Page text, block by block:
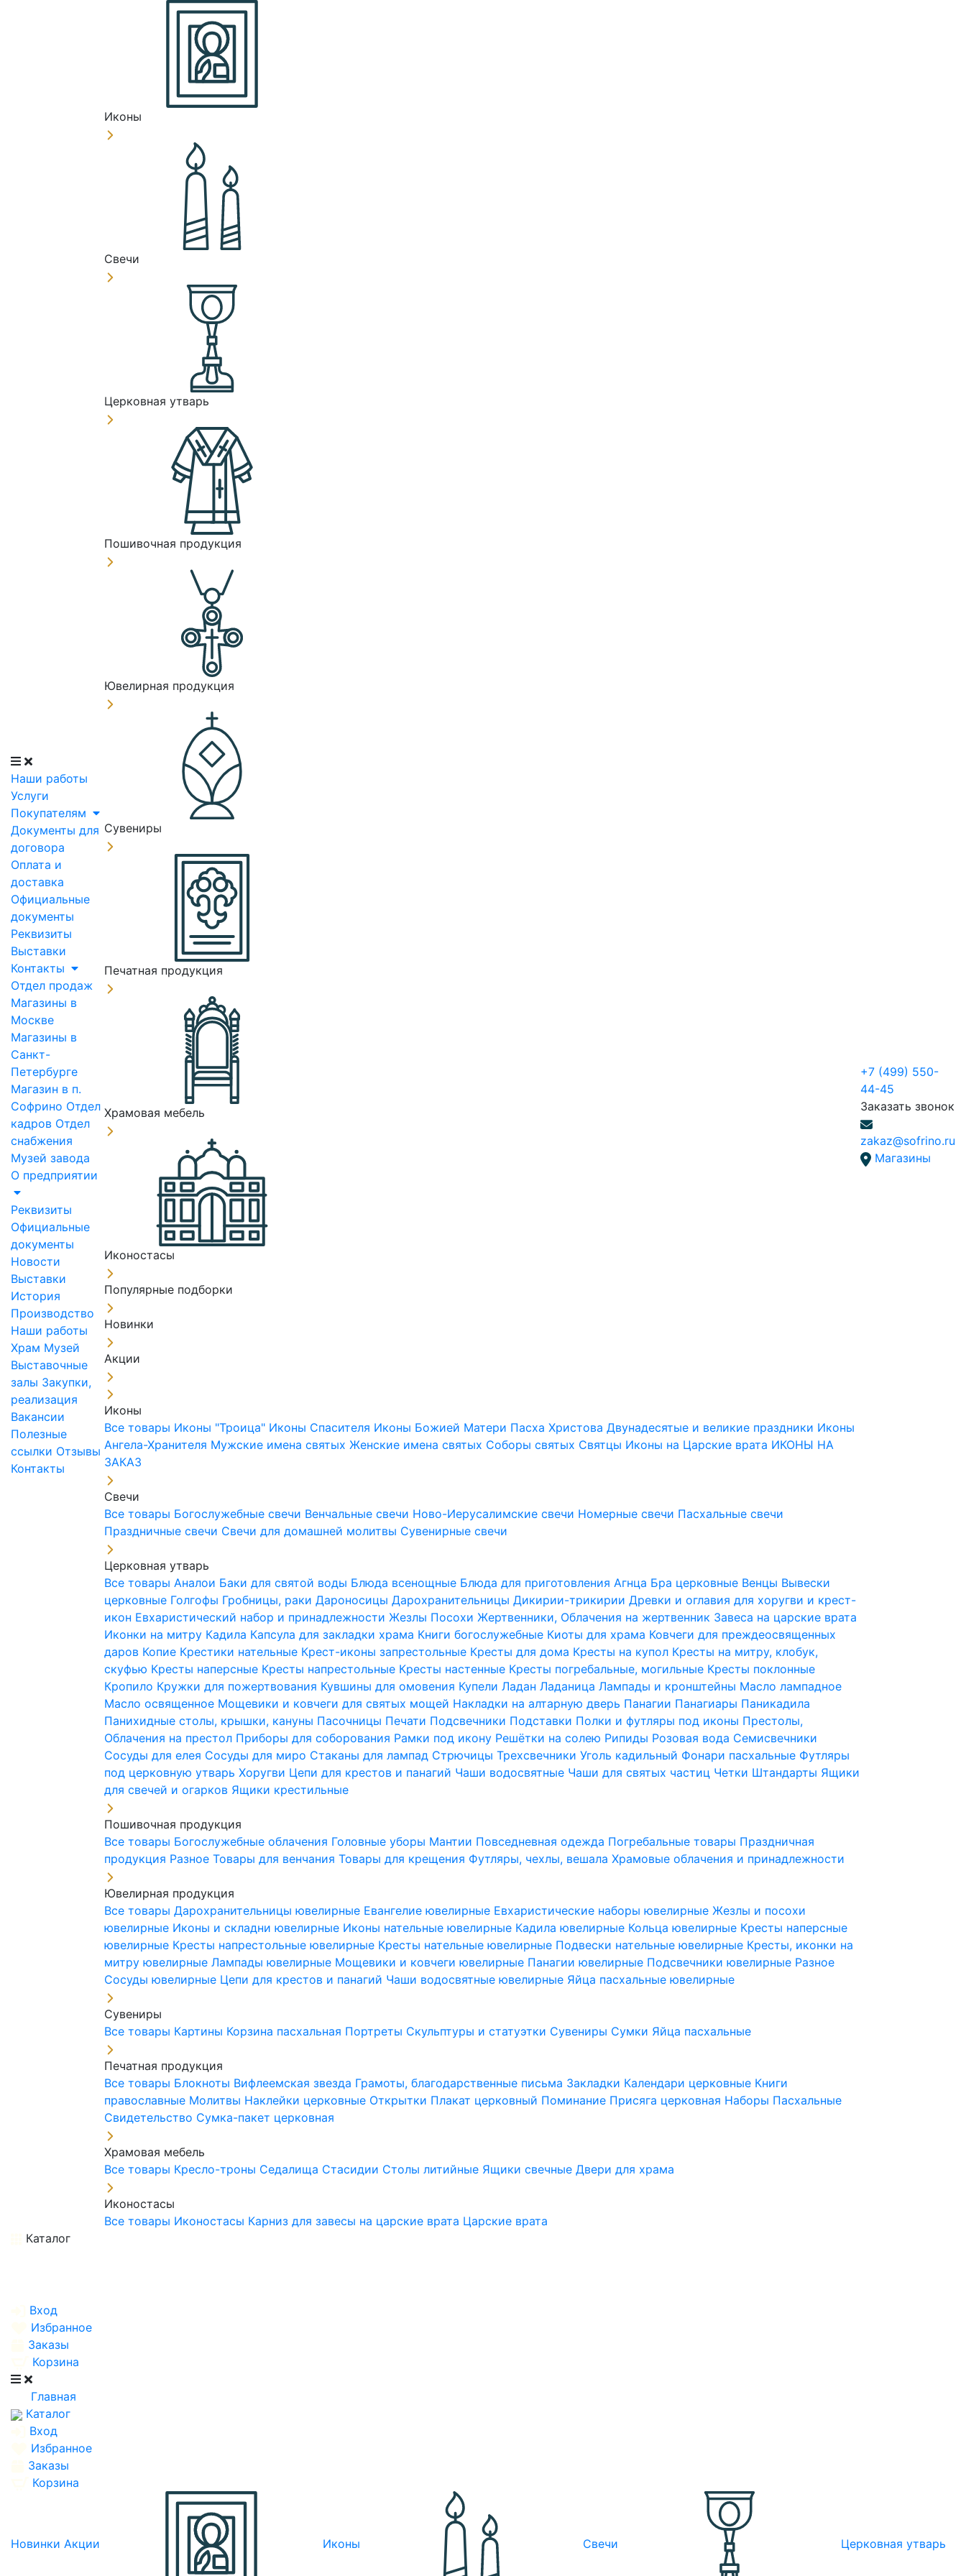
Наши работы
Услуги
Покупателям
Документы для
договора
Оплата и
доставка
Официальные
документы
Реквизиты
Выставки
Контакты
Отдел продаж
Магазины в
Москве
Магазины в
Санкт-
Петербурге
Магазин в п.
Софрино Отдел
кадров Отдел
снабжения
Музей завода
О предприятии
Реквизиты
Официальные
документы
Новости
Выставки
История
Производство
Наши работы
Храм Музей
Выставочные
залы Закупки,
реализация
Вакансии
Полезные
ссылки Отзывы
Контакты
Иконы
Свечи
Церковная утварь
Пошивочная продукция
Ювелирная продукция
Сувениры
Печатная продукция
Храмовая мебель
Иконостасы
Популярные подборки
Новинки
Акции
Иконы
Все товары Иконы "Троица" Иконы Спасителя Иконы Божией Матери Пасха ХристоваДвунадесятые и великие праздники Иконы
Ангела-Хранителя Мужские имена святыхЖенские имена святых Соборы святых Святцы Иконы на Царские врата ИКОНЫ НА
ЗАКАЗ
Свечи
Все товары Богослужебные свечи Венчальные свечи Ново-Иерусалимские свечи Номерные свечи Пасхальные свечи
Праздничные свечи Свечи для домашней молитвы Сувенирные свечи
Церковная утварь
Все товарыАналои Баки для святой воды Блюда всенощные Блюда для приготовления Агнца Бра церковные Венцы Вывески
церковные Голгофы Гробницы, ракиДароносицыДарохранительницыДикирии-трикирииДревки и оглавия для хоругви и крест-
икон Евхаристический набор и принадлежностиЖезлы ПосохиЖертвенники, Облачения на жертвенник Завеса на царские врата
Иконки на митру Кадила Капсула для закладки храма Книги богослужебные Киоты для храма Ковчеги для преждеосвященных
даров Копие Крестики нательные Крест-иконы запрестольные Кресты для дома Кресты на купол Кресты на митру, клобук,
скуфью Кресты наперсные Кресты напрестольные Кресты настенные Кресты погребальные, могильные Кресты поклонные
Кропило Кружки для пожертвования Кувшины для омовения КупелиЛаданЛаданицаЛампады и кронштейны Масло лампадное
Масло освященное Мощевики и ковчеги для святых мощей Накладки на алтарную дверь Панагии Панагиары Паникадила
Панихидные столы, крышки, кануны Пасочницы Печати Подсвечники Подставки Полки и футляры под иконы Престолы,
Облачения на престол Приборы для соборования Рамки под икону Решётки на солею Рипиды Розовая вода Семисвечники
Сосуды для елея Сосуды для миро Стаканы для лампад СтрючицыТрехсвечникиУголь кадильный Фонари пасхальные Футляры
под церковную утварьХоругви Цепи для крестов и панагий Чаши водосвятные Чаши для святых частиц Четки Штандарты Ящики
для свечей и огарков Ящики крестильные
Пошивочная продукция
Все товары Богослужебные облачения Головные уборы Мантии Повседневная одежда Погребальные товары Праздничная
продукция РазноеТовары для венчанияТовары для крещения Футляры, чехлы, вешалаХрамовые облачения и принадлежности
Ювелирная продукция
Все товарыДарохранительницы ювелирные Евангелие ювелирные Евхаристические наборы ювелирныеЖезлы и посохи
ювелирные Иконы и складни ювелирные Иконы нательные ювелирные Кадила ювелирные Кольца ювелирные Кресты наперсные
ювелирные Кресты напрестольные ювелирные Кресты нательные ювелирные Подвески нательные ювелирные Кресты, иконки на
митру ювелирныеЛампады ювелирные Мощевики и ковчеги ювелирные Панагии ювелирные Подсвечники ювелирные Разное
Сосуды ювелирные Цепи для крестов и панагий Чаши водосвятные ювелирные Яйца пасхальные ювелирные
Сувениры
Все товары Картины Корзина пасхальная Портреты Скульптуры и статуэтки Сувениры Сумки Яйца пасхальные
Печатная продукция
Все товары Блокноты Вифлеемская звезда Грамоты, благодарственные письма Закладки Календари церковные Книги
православные Молитвы Наклейки церковные Открытки Плакат церковный Поминание Присяга церковная Наборы Пасхальные
Свидетельство Сумка-пакет церковная
Храмовая мебель
Все товары Кресло-троны Седалища Стасидии Столы литийные Ящики свечныеДвери для храма
Иконостасы
Все товары Иконостасы Карниз для завесы на царские врата Царские врата
+7 (499) 550-
44-45
Заказать звонок
zakaz@sofrino.ru
Магазины
Каталог
Вход
Избранное
Заказы
Корзина
Главная
Каталог
Вход
Избранное
Заказы
Корзина
Новинки Акции Иконы Свечи Церковная утварь